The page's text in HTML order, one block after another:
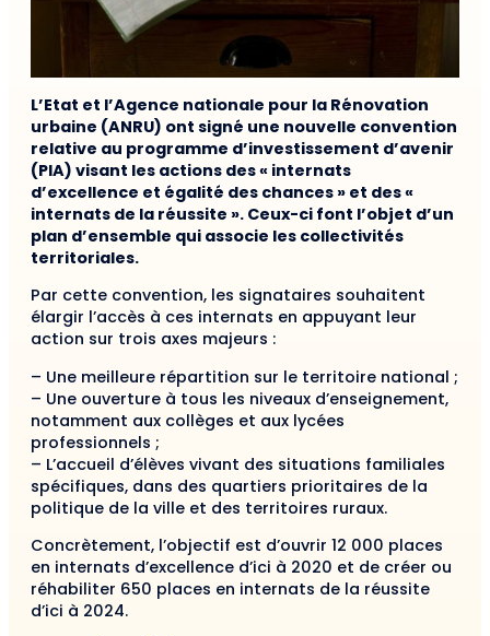
L’Etat et l’Agence nationale pour la Rénovation
urbaine (ANRU) ont signé une nouvelle convention
relative au programme d’investissement d’avenir
(PIA) visant les actions des « internats
d’excellence et égalité des chances » et des «
internats de la réussite ». Ceux-ci font l’objet d’un
plan d’ensemble qui associe les collectivités
territoriales.
Par cette convention, les signataires souhaitent
élargir l’accès à ces internats en appuyant leur
action sur trois axes majeurs :
– Une meilleure répartition sur le territoire national ;
– Une ouverture à tous les niveaux d’enseignement,
notamment aux collèges et aux lycées
professionnels ;
– L’accueil d’élèves vivant des situations familiales
spécifiques, dans des quartiers prioritaires de la
politique de la ville et des territoires ruraux.
Concrètement, l’objectif est d’ouvrir 12 000 places
en internats d’excellence d’ici à 2020 et de créer ou
réhabiliter 650 places en internats de la réussite
d’ici à 2024.